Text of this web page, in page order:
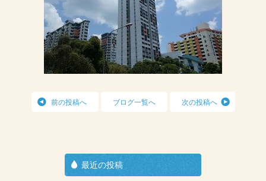
前の投稿へ ブログ一覧へ 次の投稿へ
最近の投稿